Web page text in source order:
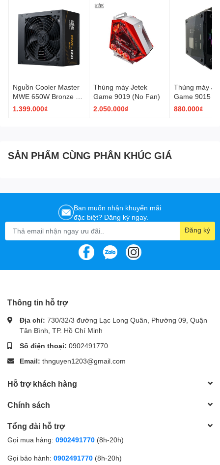
Power
Supply
ATX≤220mm
CPU
Cooler
165mm
Video
Card
≤405mm
Port
AUDIO1+MIC1(2 in 1）
Expansion 7
Nguồn Cooler Master
MWE 650W Bronze V3
230V (MPE-6501-
1.399.000₫
Thùng máy Jetek
Game 9019 (No Fan)
2.050.000₫
Thùng máy
Game 9015
880.000₫
SẢN PHẨM CÙNG PHÂN KHÚC GIÁ
Bạn muốn nhận khuyến mãi
đặc biệt? Đăng ký ngay.
Đăng ký
Thông tin hỗ trợ
Địa chỉ: 730/32/3 đường Lạc Long Quân, Phường 09, Quận
Tân Bình, TP. Hồ Chí Minh
Số điện thoại: 0902491770
Email: thnguyen1203@gmail.com
Hỗ trợ khách hàng
Chính sách
Tổng đài hỗ trợ
Gọi mua hàng: 0902491770 (8h-20h)
Gọi bảo hành: 0902491770 (8h-20h)